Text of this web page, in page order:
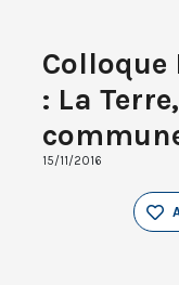
Colloque
: La
15/11/2016